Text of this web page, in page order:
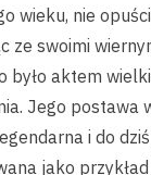
wieku, nie
ze swoimi
było aktem
Jego postawa
i do
jako